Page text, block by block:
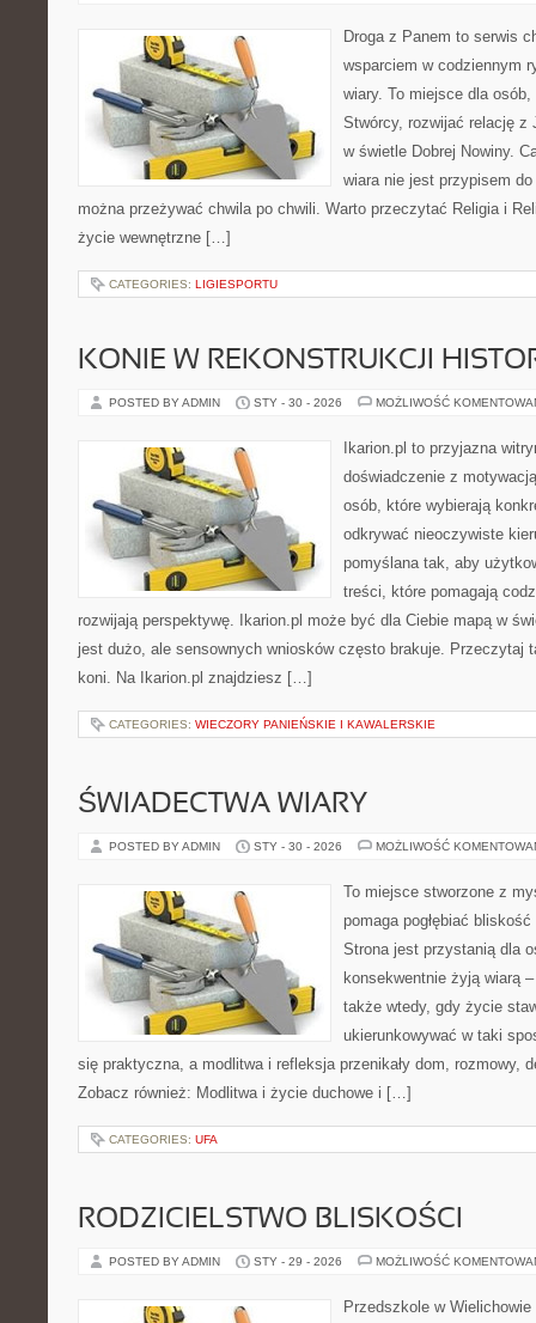
Droga z Panem to serwis
wsparciem w codziennym
wiary. To miejsce dla
Stwórcy, rozwijać relację
w świetle Dobrej Nowiny.
wiara nie jest przypisem
można przeżywać chwila po chwili. Warto przeczytać Religia i
życie wewnętrzne […]
CATEGORIES: LIGIESPORTU
KONIE W REKONSTRUKCJI
POSTED BY ADMIN STY - 30 - 2026 MOŻLIWOŚĆ
Ikarion.pl to przyjazna
doświadczenie z
osób, które wybierają
odkrywać nieoczywiste
pomyślana tak, aby
treści, które pomagają
rozwijają perspektywę. Ikarion.pl może być dla Ciebie mapą w
jest dużo, ale sensownych wniosków często brakuje. Przeczytaj
koni. Na Ikarion.pl znajdziesz […]
CATEGORIES: WIECZORY PANIEŃSKIE I KAWALERSKIE
ŚWIADECTWA WIARY
POSTED BY ADMIN STY - 30 - 2026 MOŻLIWOŚĆ
To miejsce stworzone z
pomaga pogłębiać
Strona jest przystanią dla
konsekwentnie żyją wiarą
także wtedy, gdy życie
ukierunkowywać w taki
się praktyczna, a modlitwa i refleksja przenikały dom, rozmowy,
Zobacz również: Modlitwa i życie duchowe i […]
CATEGORIES: UFA
RODZICIELSTWO BLISKOŚCI
POSTED BY ADMIN STY - 29 - 2026 MOŻLIWOŚĆ
Przedszkole w